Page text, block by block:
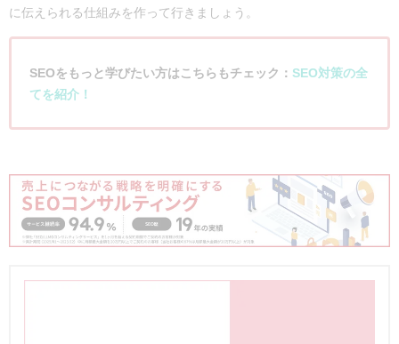
に伝えられる仕組みを作って行きましょう。
SEOをもっと学びたい方はこちらもチェック： SEO対策の全
てを紹介！